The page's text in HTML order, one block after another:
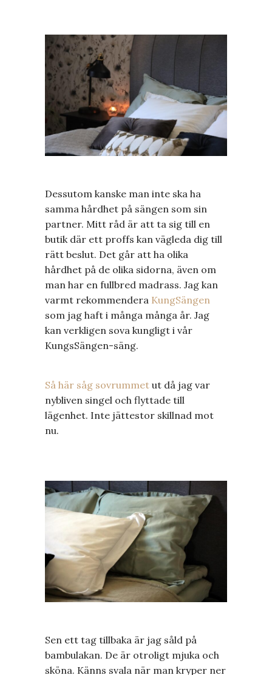
Dessutom kanske man inte ska ha
samma hårdhet på sängen som sin
partner. Mitt råd är att ta sig till en
butik där ett proffs kan vägleda dig till
rätt beslut. Det går att ha olika
hårdhet på de olika sidorna, även om
man har en fullbred madrass. Jag kan
varmt rekommendera KungSängen
som jag haft i många många år. Jag
kan verkligen sova kungligt i vår
KungsSängen-säng.
Så här såg sovrummet ut då jag var
nybliven singel och flyttade till
lägenhet. Inte jättestor skillnad mot
nu.
Sen ett tag tillbaka är jag såld på
bambulakan. De är otroligt mjuka och
sköna. Känns svala när man kryper ner